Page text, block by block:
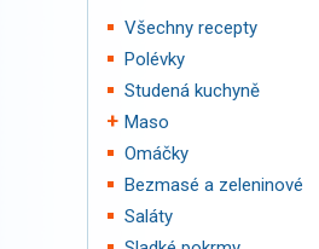
Všechny recepty
Polévky
Studená kuchyně
Maso
Omáčky
Bezmasé a zeleninové
Saláty